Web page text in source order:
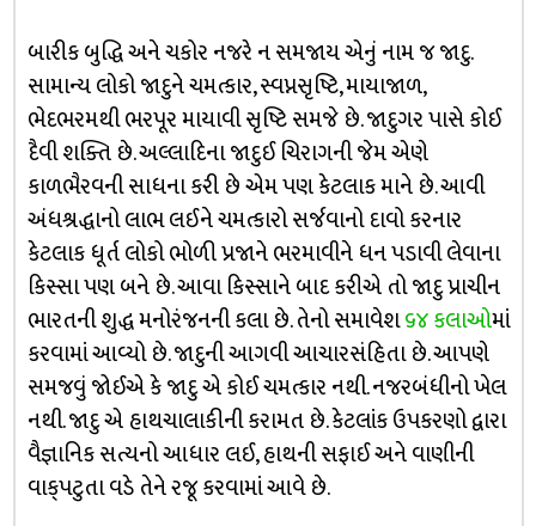
બારીક બુદ્ધિ અને ચકોર નજરે ન સમજાય એનું નામ જ જાદુ.
સામાન્ય લોકો જાદુને ચમત્કાર, સ્વપ્નસૃષ્ટિ, માયાજાળ,
ભેદભરમથી ભરપૂર માયાવી સૃષ્ટિ સમજે છે. જાદુગર પાસે કોઈ
દૈવી શક્તિ છે. અલ્લાદિના જાદુઈ ચિરાગની જેમ એણે
કાળભૈરવની સાધના કરી છે એમ પણ કેટલાક માને છે. આવી
અંધશ્રદ્ધાનો લાભ લઈને ચમત્કારો સર્જવાનો દાવો કરનાર
કેટલાક ધૂર્ત લોકો ભોળી પ્રજાને ભરમાવીને ધન પડાવી લેવાના
કિસ્સા પણ બને છે. આવા કિસ્સાને બાદ કરીએ તો જાદુ પ્રાચીન
ભારતની શુદ્ધ મનોરંજનની કલા છે. તેનો સમાવેશ૬૪ કલાઓમાં
કરવામાં આવ્યો છે. જાદુની આગવી આચારસંહિતા છે. આપણે
સમજવું જોઈએ કે જાદુ એ કોઈ ચમત્કાર નથી. નજરબંધીનો ખેલ
નથી. જાદુ એ હાથચાલાકીની કરામત છે. કેટલાંક ઉપકરણો દ્વારા
વૈજ્ઞાનિક સત્યનો આધાર લઈ, હાથની સફાઈ અને વાણીની
વાક્‌પટુતા વડે તેને રજૂ કરવામાં આવે છે.